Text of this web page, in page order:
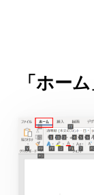
「ホー